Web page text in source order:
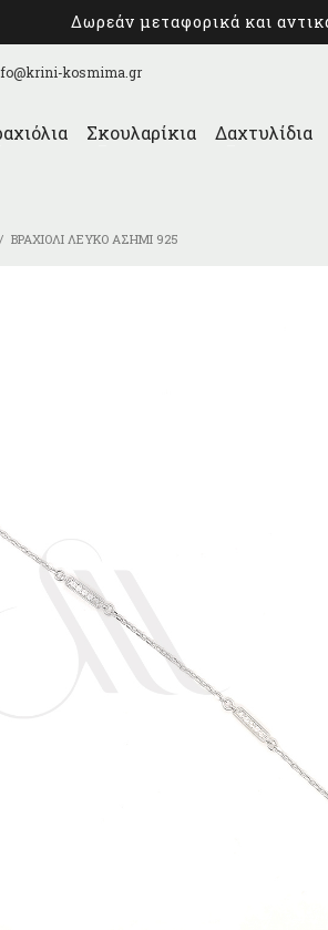
Δωρεάν μεταφορικά και
kosmima.gr
Σκουλαρίκια Δαχτυλίδια
ΒΡΑΧΙΌΛΙ ΛΕΥΚΌ ΑΣΉΜΙ 925